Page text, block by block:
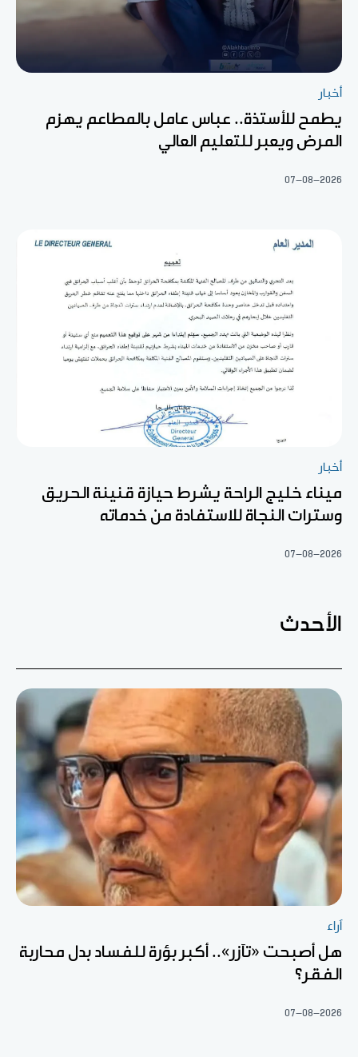
أخبار
يطمح للأستذة.. عباس عامل بالمطاعم يهزم
المرض ويعبر للتعليم العالي
07-08-2026
أخبار
ميناء خليج الراحة يشرط حيازة قنينة الحريق
وسترات النجاة للاستفادة من خدماته
07-08-2026
الأحدث
آراء
هل أصبحت «تآزر».. أكبر بؤرة للفساد بدل محاربة
الفقر؟
07-08-2026